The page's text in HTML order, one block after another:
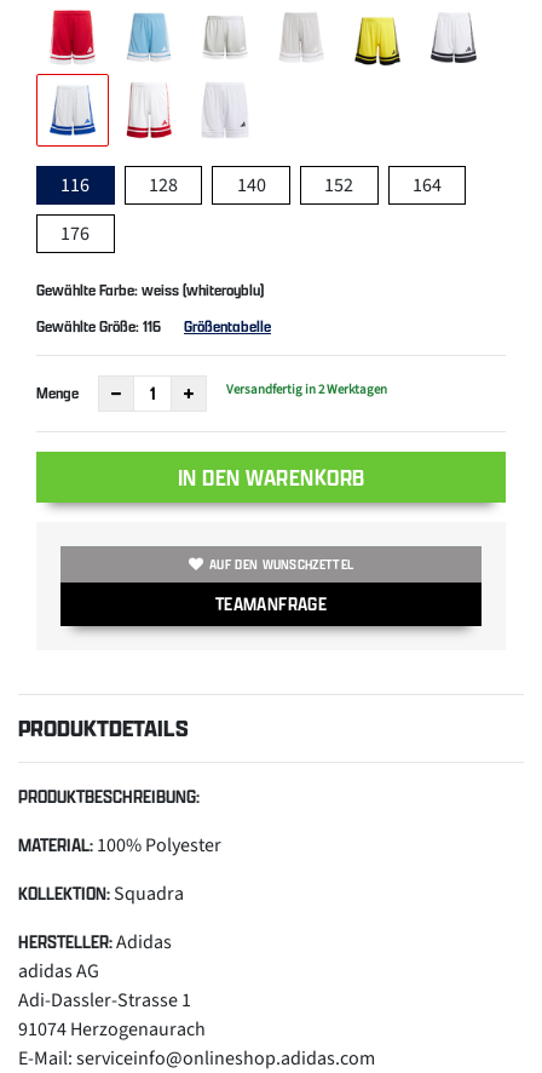
116 128 140 152
164
176
Gewählte Farbe: weiss (whiteroyblu)
Gewählte Größe:116 Größentabelle
Menge Versandfertig in 2 Werktagen
IN DEN WARENKORB
AUF DEN WUNSCHZETTEL
TEAMANFRAGE
PRODUKTDETAILS
PRODUKTBESCHREIBUNG:
MATERIAL: 100% Polyester
KOLLEKTION:Squadra
HERSTELLER:Adidas
adidas AG
Adi-Dassler-Strasse 1
91074 Herzogenaurach
E-Mail: serviceinfo@onlineshop.adidas.com